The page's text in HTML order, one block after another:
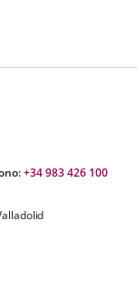
+34 983 426 100